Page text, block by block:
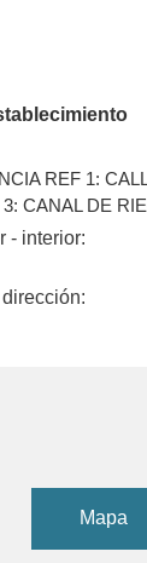
REF 1:
CANAL DE
- interior:
Mapa